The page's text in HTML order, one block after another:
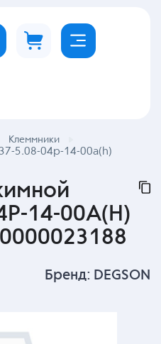
Клеммники
5.08-04p-14-00a(h)
14-00A(H)
Бренд: DEGSON